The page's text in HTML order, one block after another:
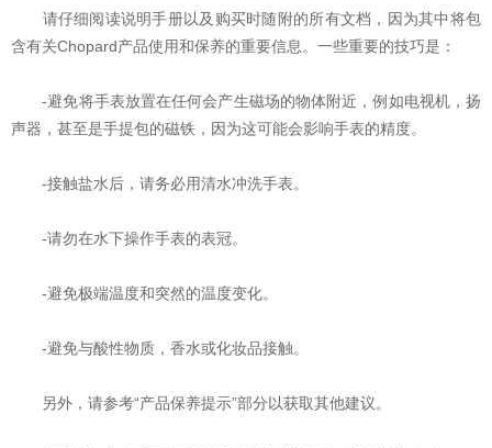
请仔细阅读说明手册以及购买时随附的所有文档，因为其中将包
含有关Chopard产品使用和保养的重要信息。一些重要的技巧是：
-避免将手表放置在任何会产生磁场的物体附近，例如电视机，扬
声器，甚至是手提包的磁铁，因为这可能会影响手表的精度。
-接触盐水后，请务必用清水冲洗手表。
-请勿在水下操作手表的表冠。
-避免极端温度和突然的温度变化。
-避免与酸性物质，香水或化妆品接触。
另外，请参考“产品保养提示”部分以获取其他建议。